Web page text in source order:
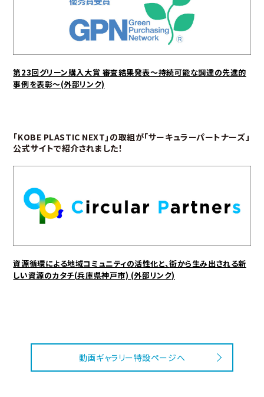
第23回グリーン購入大賞 審査結果発表～持続可能な調達の先進的
事例を表彰～(外部リンク)
｢KOBE PLASTIC NEXT｣の取組が「サーキュラーパートナーズ」
公式サイトで紹介されました！
資源循環による地域コミュニティの活性化と、街から生み出される新
しい資源のカタチ(兵庫県神戸市) (外部リンク)
動画ギャラリー特設ページへ